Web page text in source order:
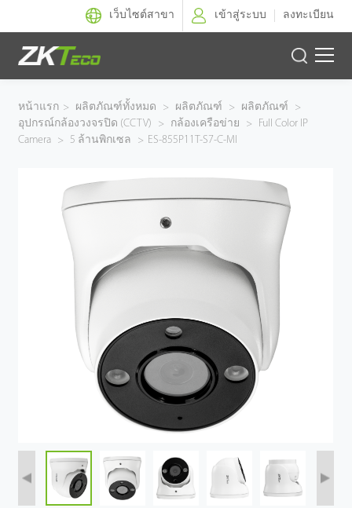
เว็บไซต์สาขา เข้าสู่ระบบ ลงทะเบียน
ผลิตภัณฑ์
โซลูชั่นของเรา
เทคโนโลยี
ตัวแทนจำหน่าย
หน้าแรก > ผลิตภัณฑ์ทั้งหมด > ผลิตภัณฑ์ > ผลิตภัณฑ์
>
อุปกรณ์กล้องวงจรปิด (CCTV)
> กล้องเครือข่าย >
Full Color IP
Camera > 5 ล้านพิกเซล > ES-855P11T-S7-C-MI